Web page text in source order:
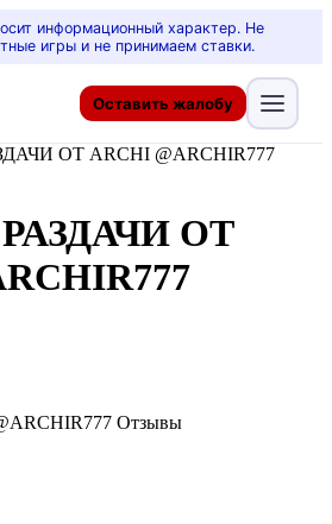
информационный характер. Не
игры и не принимаем ставки.
Оставить жалобу
ОТ ARCHI @ARCHIR777
РАЗДАЧИ ОТ
Отзывы